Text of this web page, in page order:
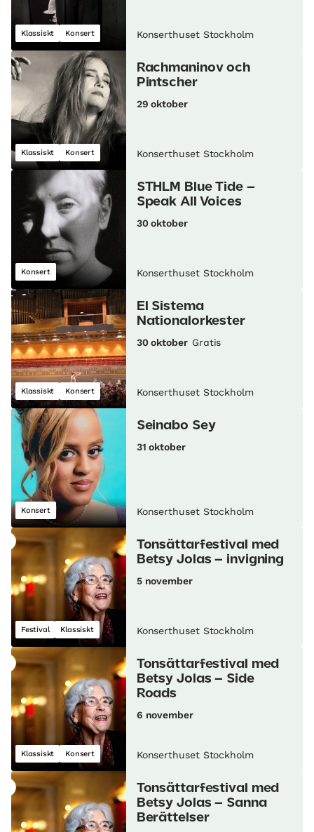
Klassiskt Konsert Konserthuset Stockholm
Klassiskt Konsert
Rachmaninov och
Pintscher
29 oktober
Konserthuset Stockholm
Konsert
STHLM Blue Tide –
Speak All Voices
30 oktober
Konserthuset Stockholm
Klassiskt Konsert
El Sistema
Nationalorkester
30 oktober Gratis
Konserthuset Stockholm
Konsert
Seinabo Sey
31 oktober
Konserthuset Stockholm
Festival Klassiskt
Tonsättarfestival med
Betsy Jolas – invigning
5 november
Konserthuset Stockholm
Klassiskt Konsert
Tonsättarfestival med
Betsy Jolas – Side
Roads
6 november
Konserthuset Stockholm
Tonsättarfestival med
Betsy Jolas – Sanna
Berättelser